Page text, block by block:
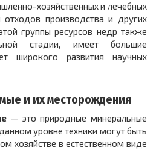
хозяйственных и лечебных
отходов производства и других
группы ресурсов недр также
стадии, имеет большие
широкого развития научных
и их месторождения
— это природные минеральные
уровне техники могут быть
хозяйстве в естественном виде